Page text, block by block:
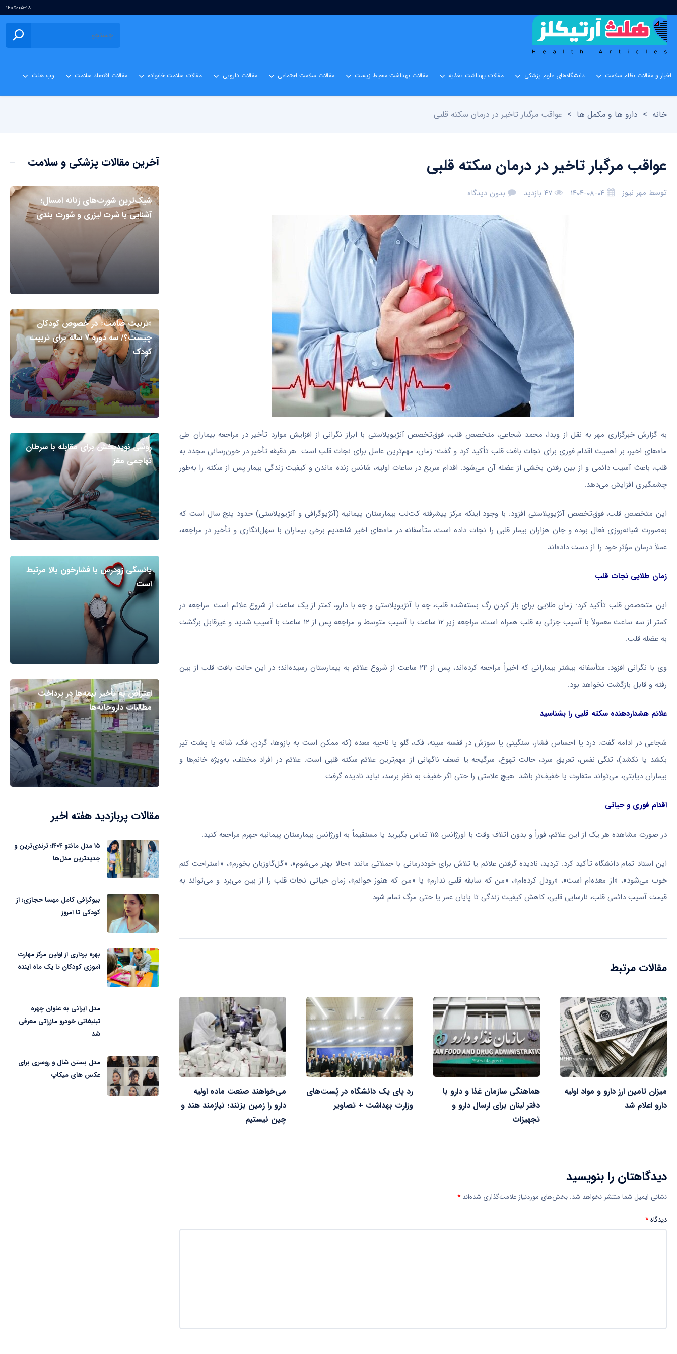
۱۴۰۵-۰۵-۱۸
اخبار و مقالات نظام سلامت دانشگاه‌های علوم پزشکی مقالات بهداشت تغذیه مقالات بهداشت محیط زیست مقالات سلامت اجتماعی مقالات دارویی مقالات سلامت خانواده مقالات اقتصاد سلامت وب هلث
خانه > دارو ها و مکمل ها > عواقب مرگبار تاخیر در درمان سکته قلبی
عواقب مرگبار تاخیر در درمان سکته قلبی
توسط مهر نیوز ۱۴۰۴-۰۸-۰۴ ۴۷ بازدید بدون دیدگاه
به گزارش خبرگزاری مهر به نقل از وبدا، محمد شجاعی، متخصص قلب، فوق‌تخصص آنژیوپلاستی با ابراز نگرانی از افزایش موارد تأخیر در مراجعه بیماران طی
ماه‌های اخیر، بر اهمیت اقدام فوری برای نجات بافت قلب تأکید کرد و گفت: زمان، مهم‌ترین عامل برای نجات قلب است. هر دقیقه تأخیر در خون‌رسانی مجدد به
قلب، باعث آسیب دائمی و از بین رفتن بخشی از عضله آن می‌شود. اقدام سریع در ساعات اولیه، شانس زنده ماندن و کیفیت زندگی بیمار پس از سکته را به‌طور
چشمگیری افزایش می‌دهد.
این متخصص قلب، فوق‌تخصص آنژیوپلاستی افزود: با وجود اینکه مرکز پیشرفته کت‌لب بیمارستان پیمانیه (آنژیوگرافی و آنژیوپلاستی) حدود پنج سال است که
به‌صورت شبانه‌روزی فعال بوده و جان هزاران بیمار قلبی را نجات داده است، متأسفانه در ماه‌های اخیر شاهدیم برخی بیماران با سهل‌انگاری و تأخیر در مراجعه،
عملاً درمان مؤثر خود را از دست داده‌اند.
زمان طلایی نجات قلب
این متخصص قلب تأکید کرد: زمان طلایی برای باز کردن رگ بسته‌شده قلب، چه با آنژیوپلاستی و چه با دارو، کمتر از یک ساعت از شروع علائم است. مراجعه در
کمتر از سه ساعت معمولاً با آسیب جزئی به قلب همراه است، مراجعه زیر ۱۲ ساعت با آسیب متوسط و مراجعه پس از ۱۲ ساعت با آسیب شدید و غیرقابل برگشت
به عضله قلب.
وی با نگرانی افزود: متأسفانه بیشتر بیمارانی که اخیراً مراجعه کرده‌اند، پس از ۲۴ ساعت از شروع علائم به بیمارستان رسیده‌اند؛ در این حالت بافت قلب از بین
رفته و قابل بازگشت نخواهد بود.
علائم هشداردهنده سکته قلبی را بشناسید
شجاعی در ادامه گفت: درد یا احساس فشار، سنگینی یا سوزش در قفسه سینه، فک، گلو یا ناحیه معده (که ممکن است به بازوها، گردن، فک، شانه یا پشت تیر
بکشد یا نکشد)، تنگی نفس، تعریق سرد، حالت تهوع، سرگیجه یا ضعف ناگهانی از مهم‌ترین علائم سکته قلبی است. علائم در افراد مختلف، به‌ویژه خانم‌ها و
بیماران دیابتی، می‌تواند متفاوت یا خفیف‌تر باشد. هیچ علامتی را حتی اگر خفیف به نظر برسد، نباید نادیده گرفت.
اقدام فوری و حیاتی
در صورت مشاهده هر یک از این علائم، فوراً و بدون اتلاف وقت با اورژانس ۱۱۵ تماس بگیرید یا مستقیماً به اورژانس بیمارستان پیمانیه جهرم مراجعه کنید.
این استاد تمام دانشگاه تأکید کرد: تردید، نادیده گرفتن علائم یا تلاش برای خوددرمانی با جملاتی مانند «حالا بهتر می‌شوم»، «گل‌گاوزبان بخورم»، «استراحت کنم
خوب می‌شود»، «از معده‌ام است»، «رودل کرده‌ام»، «من که سابقه قلبی ندارم» یا «من که هنوز جوانم»، زمان حیاتی نجات قلب را از بین می‌برد و می‌تواند به
قیمت آسیب دائمی قلب، نارسایی قلبی، کاهش کیفیت زندگی تا پایان عمر یا حتی مرگ تمام شود.
مقالات مرتبط
میزان تامین ارز دارو و مواد اولیه
دارو اعلام شد
هماهنگی سازمان غذا و دارو با
دفتر لبنان برای ارسال دارو و
تجهیزات
رد پای یک دانشگاه در پُست‌های
وزارت بهداشت + تصاویر
می‌خواهند صنعت ماده اولیه
دارو را زمین بزنند؛ نیازمند هند و
چین نیستیم
دیدگاهتان را بنویسید
نشانی ایمیل شما منتشر نخواهد شد. بخش‌های موردنیاز علامت‌گذاری شده‌اند *
دیدگاه*
آخرین مقالات پزشکی و سلامت
شیک‌ترین شورت‌های زنانه امسال؛
آشنایی با شرت لیزری و شورت بندی
«تربیت صامت» در خصوص کودکان
چیست؟/ سه دوره ۷ ساله برای تربیت
کودک
روشی نویدبخش برای مقابله با سرطان
تهاجمی مغز
یائسگی زودرس با فشارخون بالا مرتبط
است
اعتراض به تأخیر بیمه‌ها در پرداخت
مطالبات داروخانه‌ها
مقالات پربازدید هفته اخیر
۱۵ مدل مانتو ۱۴۰۴؛ ترندی‌ترین و
جدیدترین مدل‌ها
بیوگرافی کامل مهسا حجازی؛ از
کودکی تا امروز
بهره برداری از اولین مرکز مهارت
آموزی کودکان تا یک ماه آینده
مدل ایرانی به عنوان چهره
تبلیغاتی خودرو مازراتی معرفی
شد
مدل بستن شال و روسری برای
عکس های میکاپ